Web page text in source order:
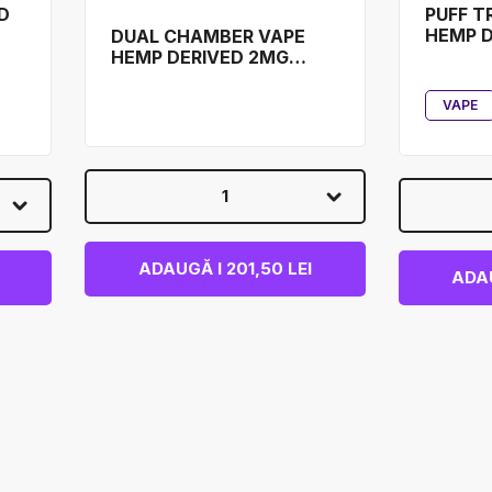
DUAL CHAMBER VAPE
HEMP DERIVED 2MG
1
ADAUGĂ I 201,50 LEI
PUFF
HEMP
VAPE